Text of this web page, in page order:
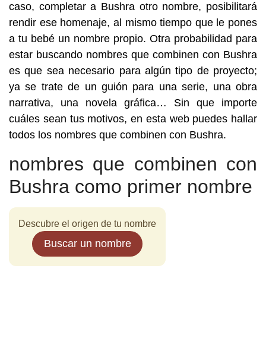
caso, completar a Bushra otro nombre, posibilitará
rendir ese homenaje, al mismo tiempo que le pones
a tu bebé un nombre propio. Otra probabilidad para
estar buscando nombres que combinen con Bushra
es que sea necesario para algún tipo de proyecto;
ya se trate de un guión para una serie, una obra
narrativa, una novela gráfica… Sin que importe
cuáles sean tus motivos, en esta web puedes hallar
todos los nombres que combinen con Bushra.
nombres que combinen con
Bushra como primer nombre
Descubre el origen de tu nombre
Buscar un nombre